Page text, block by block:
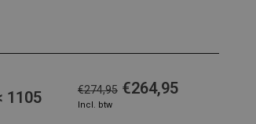
1105
€274,95 €264,95
Incl. btw